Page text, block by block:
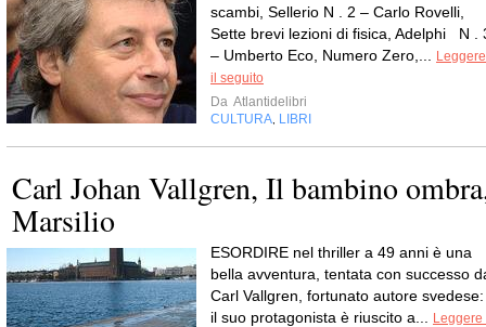
scambi, Sellerio N . 2 – Carlo Rovelli,
Sette brevi lezioni di fisica, Adelphi N .
– Umberto Eco, Numero Zero,...
Leggere
il seguito
Da Atlantidelibri
CULTURA LIBRI
Carl Johan Vallgren, Il bambino
Marsilio
ESORDIRE nel thriller a 49 anni è una
bella avventura, tentata con successo
Carl Vallgren, fortunato autore svedese:
il suo protagonista è riuscito a...
Leggere